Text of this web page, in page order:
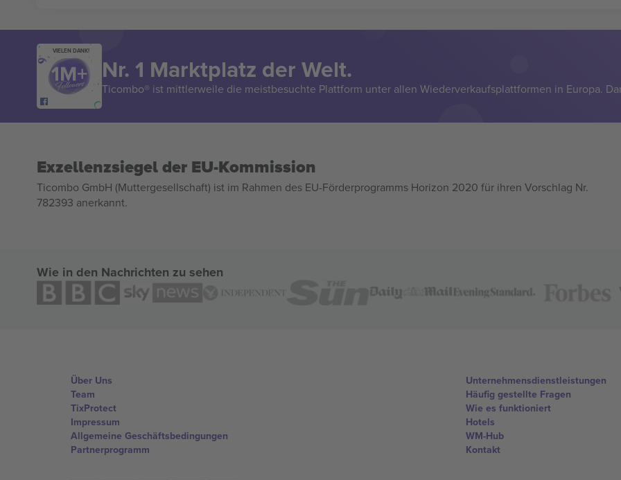
VIELEN DANK!
Nr. 1 Marktplatz der Welt.
Ticombo® ist mittlerweile die meistbesuchte Plattform unter allen Wiederverkaufsplattformen in Europa.
Exzellenzsiegel der EU-Kommission
Ticombo GmbH (Muttergesellschaft) ist im Rahmen des EU-Förderprogramms Horizon 2020 für ihren Vorschlag Nr.
782393 anerkannt.
Wie in den Nachrichten zu sehen
Über Uns
Team
TixProtect
Impressum
Allgemeine Geschäftsbedingungen
Partnerprogramm
Unternehmensdienstleistungen
Häufig gestellte Fragen
Wie es funktioniert
Hotels
WM-Hub
Kontakt